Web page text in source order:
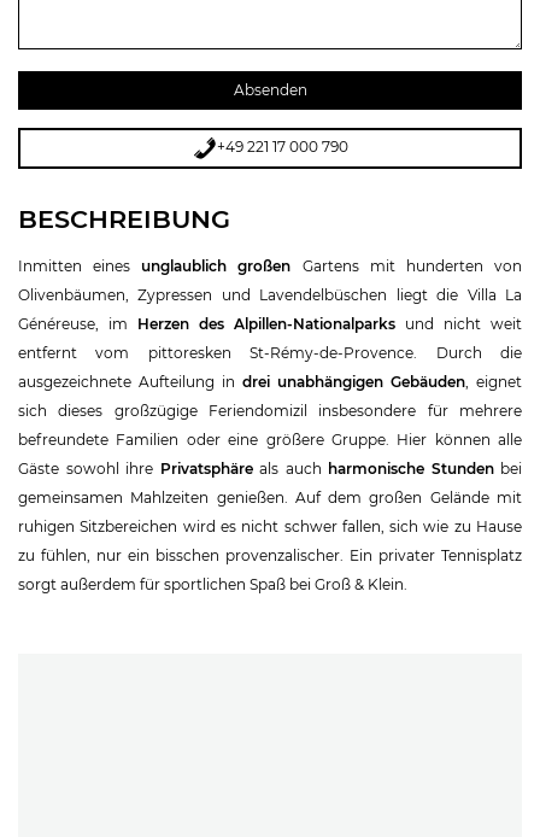
+49 221 17 000 790
BESCHREIBUNG
Inmitten eines unglaublich großen Gartens mit hunderten von
Olivenbäumen, Zypressen und Lavendelbüschen liegt die Villa La
Généreuse, im Herzen des Alpillen-Nationalparks und nicht weit
entfernt vom pittoresken St-Rémy-de-Provence. Durch die
ausgezeichnete Aufteilung in drei unabhängigen Gebäuden , eignet
sich dieses großzügige Feriendomizil insbesondere für mehrere
befreundete Familien oder eine größere Gruppe. Hier können alle
Gäste sowohl ihre Privatsphäreals auch harmonische Stundenbei
gemeinsamen Mahlzeiten genießen. Auf dem großen Gelände mit
ruhigen Sitzbereichen wird es nicht schwer fallen, sich wie zu Hause
zu fühlen, nur ein bisschen provenzalischer. Ein privater Tennisplatz
sorgt außerdem für sportlichen Spaß bei Groß & Klein.